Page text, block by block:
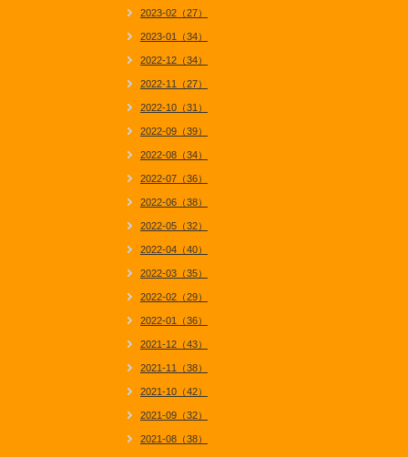
2023-02（27）
2023-01（34）
2022-12（34）
2022-11（27）
2022-10（31）
2022-09（39）
2022-08（34）
2022-07（36）
2022-06（38）
2022-05（32）
2022-04（40）
2022-03（35）
2022-02（29）
2022-01（36）
2021-12（43）
2021-11（38）
2021-10（42）
2021-09（32）
2021-08（38）